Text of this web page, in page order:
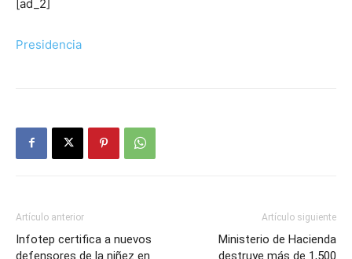
[ad_2]
Presidencia
Artículo anterior
Infotep certifica a nuevos
defensores de la niñez en
Artículo siguiente
Ministerio de Hacienda
destruye más de 1,500